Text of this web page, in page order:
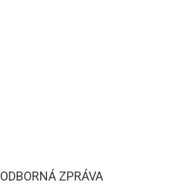
ODBORNÁ ZPRÁVA